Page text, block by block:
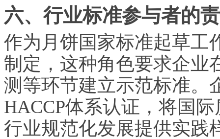
六、行业标准参与者的
作为月饼国家标准起草工
制定，这种角色要求企业
测等环节建立示范标准。
HACCP体系认证，将国
行业规范化发展提供实践